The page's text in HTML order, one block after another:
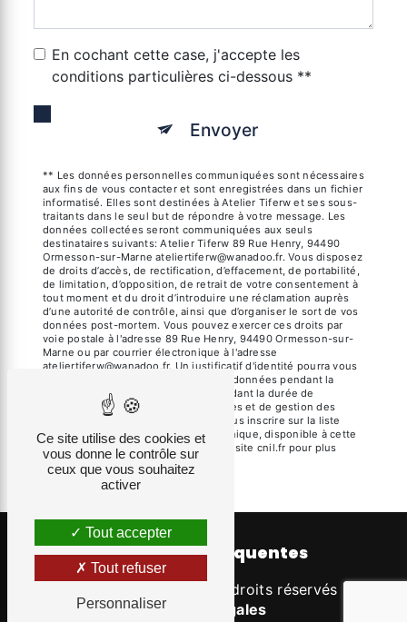
En cochant cette case, j'accepte les
conditions particulières ci-dessous **
Envoyer
** Les données personnelles communiquées sont nécessaires
aux fins de vous contacter et sont enregistrées dans un fichier
informatisé. Elles sont destinées à Atelier Tiferw et ses sous-
traitants dans le seul but de répondre à votre message. Les
données collectées seront communiquées aux seuls
destinataires suivants: Atelier Tiferw 89 Rue Henry, 94490
Ormesson-sur-Marne ateliertiferw@wanadoo.fr. Vous disposez
de droits d’accès, de rectification, d’effacement, de portabilité,
de limitation, d’opposition, de retrait de votre consentement à
tout moment et du droit d’introduire une réclamation auprès
d’une autorité de contrôle, ainsi que d’organiser le sort de vos
données post-mortem. Vous pouvez exercer ces droits par
voie postale à l'adresse 89 Rue Henry, 94490 Ormesson-sur-
Marne ou par courrier électronique à l'adresse
ateliertiferw@wanadoo.fr. Un justificatif d'identité pourra vous
être demandé. Nous conservons vos données pendant la
période de prise de contact puis pendant la durée de
prescription légale aux fins probatoires et de gestion des
contentieux. Vous avez le droit de vous inscrire sur la liste
d'opposition au démarchage téléphonique, disponible à cette
adresse:
Bloctel.gouv.fr. Consultez le site cnil.fr pour plus
d’informations sur vos droits.
Recherches fréquentes
- 2026 - Tous droits réservés -
Mentions légales
Ce site utilise des cookies et
vous donne le contrôle sur
ceux que vous souhaitez
activer
Tout accepter
Tout refuser
Personnaliser